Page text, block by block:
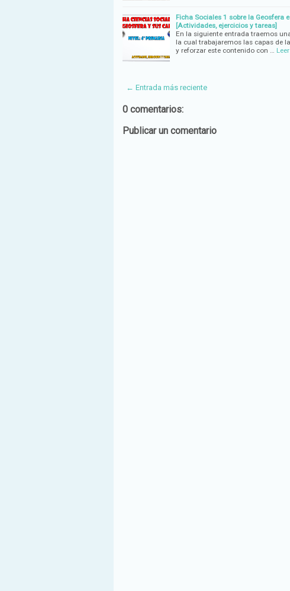
Ficha Sociales 1 sobre la Geosfera
[Actividades, ejercicios y tareas]
En la siguiente entrada traemos
la cual trabajaremos las capas de
y reforzar este contenido con …
← Entrada más reciente
0 comentarios:
Publicar un comentario